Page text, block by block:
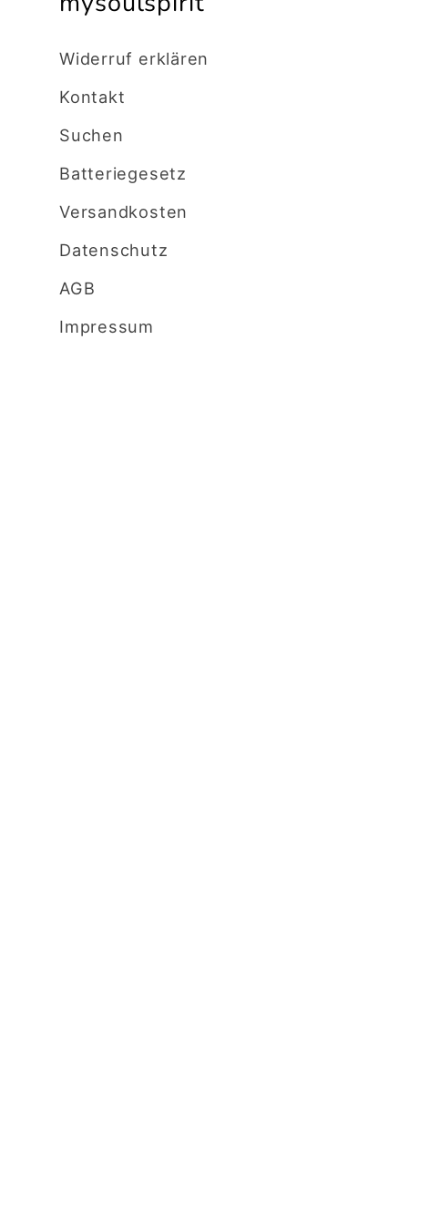
Widerruf erklären
Kontakt
Suchen
Batteriegesetz
Versandkosten
Datenschutz
AGB
Impressum